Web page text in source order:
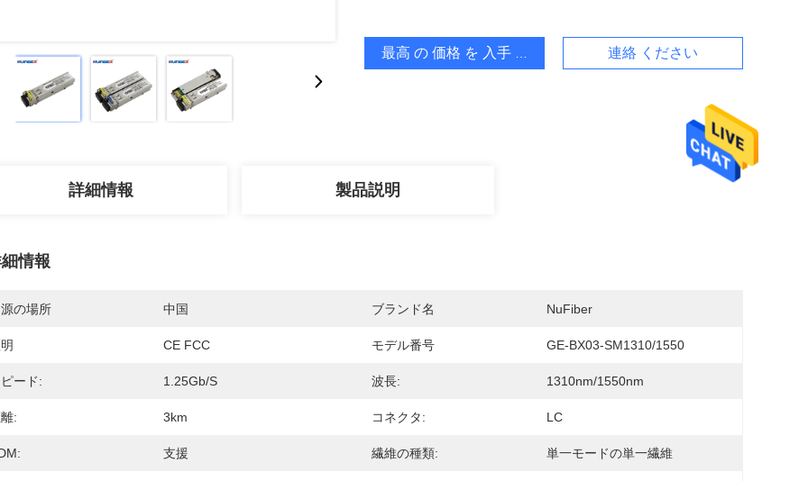
最高 の 価格 を 入手 する 連絡 ください
詳細情報 製品説明
情報
の場所 中国 ブランド名 NuFiber
CE FCC モデル番号 GE-BX03-SM1310/1550
ード: 1.25Gb/s 波長: 1310nm/1550nm
: 3km コネクタ: LC
支援 繊維の種類: 単一モードの単一繊維